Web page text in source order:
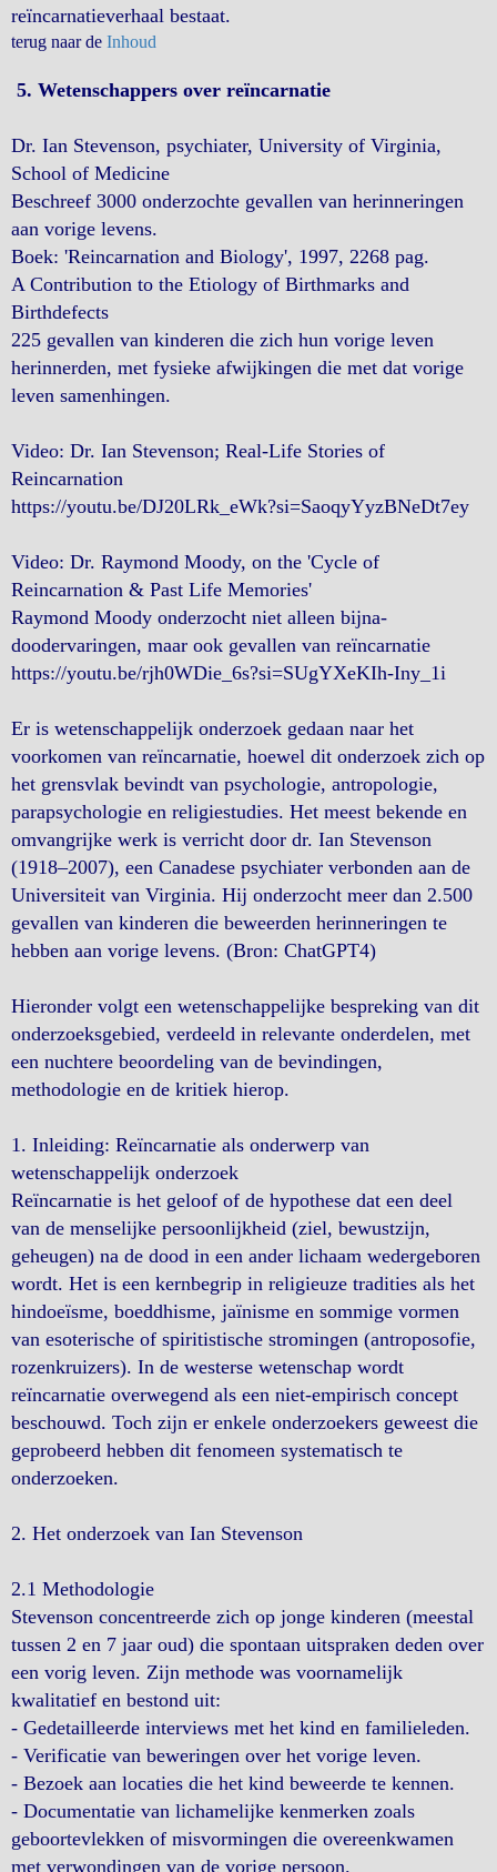
reïncarnatieverhaal bestaat.
terug naar de Inhoud
5. Wetenschappers over reïncarnatie
Dr. Ian Stevenson, psychiater, University of Virginia,
School of Medicine
Beschreef 3000 onderzochte gevallen van herinneringen
aan vorige levens.
Boek: 'Reincarnation and Biology', 1997, 2268 pag.
A Contribution to the Etiology of Birthmarks and
Birthdefects
225 gevallen van kinderen die zich hun vorige leven
herinnerden, met fysieke afwijkingen die met dat vorige
leven samenhingen.
Video: Dr. Ian Stevenson; Real-Life Stories of
Reincarnation
https://youtu.be/DJ20LRk_eWk?si=SaoqyYyzBNeDt7ey
Video: Dr. Raymond Moody, on the 'Cycle of
Reincarnation & Past Life Memories'
Raymond Moody onderzocht niet alleen bijna-
doodervaringen, maar ook gevallen van reïncarnatie
https://youtu.be/rjh0WDie_6s?si=SUgYXeKIh-Iny_1i
Er is wetenschappelijk onderzoek gedaan naar het
voorkomen van reïncarnatie, hoewel dit onderzoek zich op
het grensvlak bevindt van psychologie, antropologie,
parapsychologie en religiestudies. Het meest bekende en
omvangrijke werk is verricht door dr. Ian Stevenson
(1918–2007), een Canadese psychiater verbonden aan de
Universiteit van Virginia. Hij onderzocht meer dan 2.500
gevallen van kinderen die beweerden herinneringen te
hebben aan vorige levens. (Bron: ChatGPT4)
Hieronder volgt een wetenschappelijke bespreking van dit
onderzoeksgebied, verdeeld in relevante onderdelen, met
een nuchtere beoordeling van de bevindingen,
methodologie en de kritiek hierop.
1. Inleiding: Reïncarnatie als onderwerp van
wetenschappelijk onderzoek
Reïncarnatie is het geloof of de hypothese dat een deel
van de menselijke persoonlijkheid (ziel, bewustzijn,
geheugen) na de dood in een ander lichaam wedergeboren
wordt. Het is een kernbegrip in religieuze tradities als het
hindoeïsme, boeddhisme, jaïnisme en sommige vormen
van esoterische of spiritistische stromingen (antroposofie,
rozenkruizers). In de westerse wetenschap wordt
reïncarnatie overwegend als een niet-empirisch concept
beschouwd. Toch zijn er enkele onderzoekers geweest die
geprobeerd hebben dit fenomeen systematisch te
onderzoeken.
2. Het onderzoek van Ian Stevenson
2.1 Methodologie
Stevenson concentreerde zich op jonge kinderen (meestal
tussen 2 en 7 jaar oud) die spontaan uitspraken deden over
een vorig leven. Zijn methode was voornamelijk
kwalitatief en bestond uit:
- Gedetailleerde interviews met het kind en familieleden.
- Verificatie van beweringen over het vorige leven.
- Bezoek aan locaties die het kind beweerde te kennen.
- Documentatie van lichamelijke kenmerken zoals
geboortevlekken of misvormingen die overeenkwamen
met verwondingen van de vorige persoon.